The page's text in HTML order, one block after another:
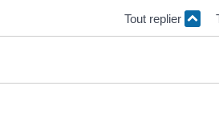
Tout replier